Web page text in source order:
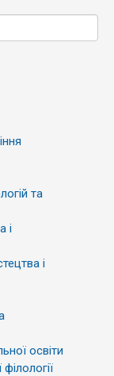
та
і
і
освіти